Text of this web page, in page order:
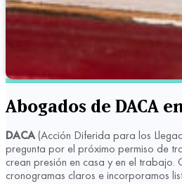
Abogados de DACA
DACA(Acción Diferida para los
pregunta por el próximo permiso de
crean presión en casa y en el
cronogramas claros e incorporamos